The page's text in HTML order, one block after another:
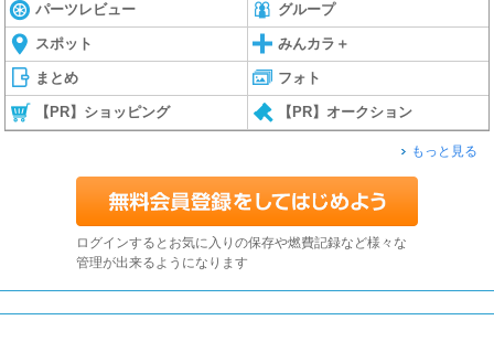
パーツレビュー グループ
スポット みんカラ＋
まとめ フォト
【PR】ショッピング 【PR】オークション
もっと見る
ログインするとお気に入りの保存や燃費記録など様々な
管理が出来るようになります